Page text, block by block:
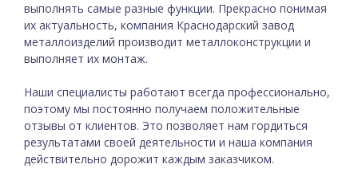
выполнять самые разные функции. Прекрасно понимая
их актуальность, компания Краснодарский завод
металлоизделий производит металлоконструкции и
выполняет их монтаж.
Наши специалисты работают всегда профессионально,
поэтому мы постоянно получаем положительные
отзывы от клиентов. Это позволяет нам гордиться
результатами своей деятельности и наша компания
действительно дорожит каждым заказчиком.